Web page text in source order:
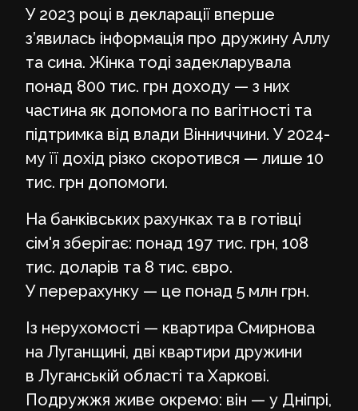
У 2023 році в декларації вперше
з’явилась інформація про дружину Аллу
та сина. Жінка тоді задекларувала
понад 800 тис. грн доходу — з них
частина як допомога по вагітності та
підтримка від влади Вінниччини. У 2024-
му її дохід різко скоротився — лише 10
тис. грн допомоги.
На банківських рахунках та в готівці
сім'я зберігає: понад 197 тис. грн, 108
тис. доларів та 8 тис. євро.
У перерахунку — це понад 5 млн грн.
Із нерухомості — квартира Смирнова
на Луганщині, дві квартири дружини
в Луганській області та Харкові.
Подружжя живе окремо: він — у Дніпрі,